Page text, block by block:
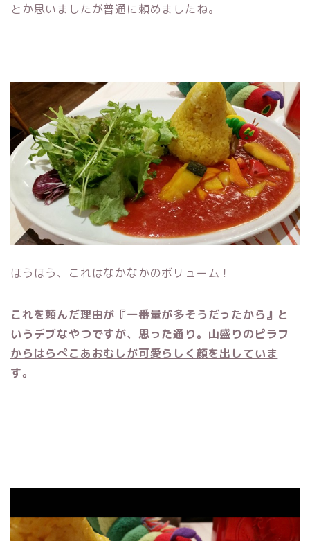
とか思いましたが普通に頼めましたね。
ほうほう、これはなかなかのボリューム！
これを頼んだ理由が『一番量が多そうだったから』と
いうデブなやつですが、思った通り。 山盛りのピラフ
からはらぺこあおむしが可愛らしく顔を出していま
す。